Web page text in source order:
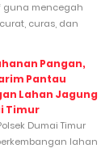
guna mencegah
curas, dan
Pangan,
Pantau
Lahan Jagung
Timur
Dumai Timur
lahan